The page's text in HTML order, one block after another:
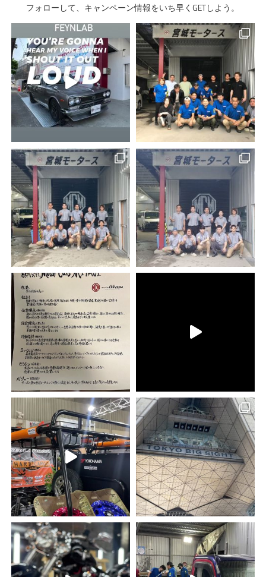
フォローして、キャンペーン情報をいち早くGETしよう。